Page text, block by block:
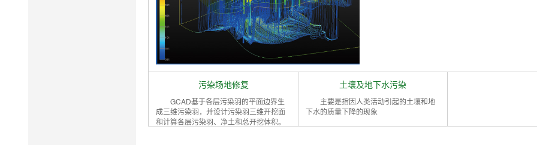
污染场地修复
GCAD基于各层污染羽的平面边界生
成三维污染羽，并设计污染羽三维开挖面
和计算各层污染羽、净土和总开挖体积。
土壤及地下水污染
主要是指因人类活动引起的土壤和地
下水的质量下降的现象